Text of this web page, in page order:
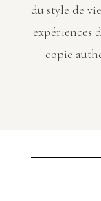
du style de
expériences
copie